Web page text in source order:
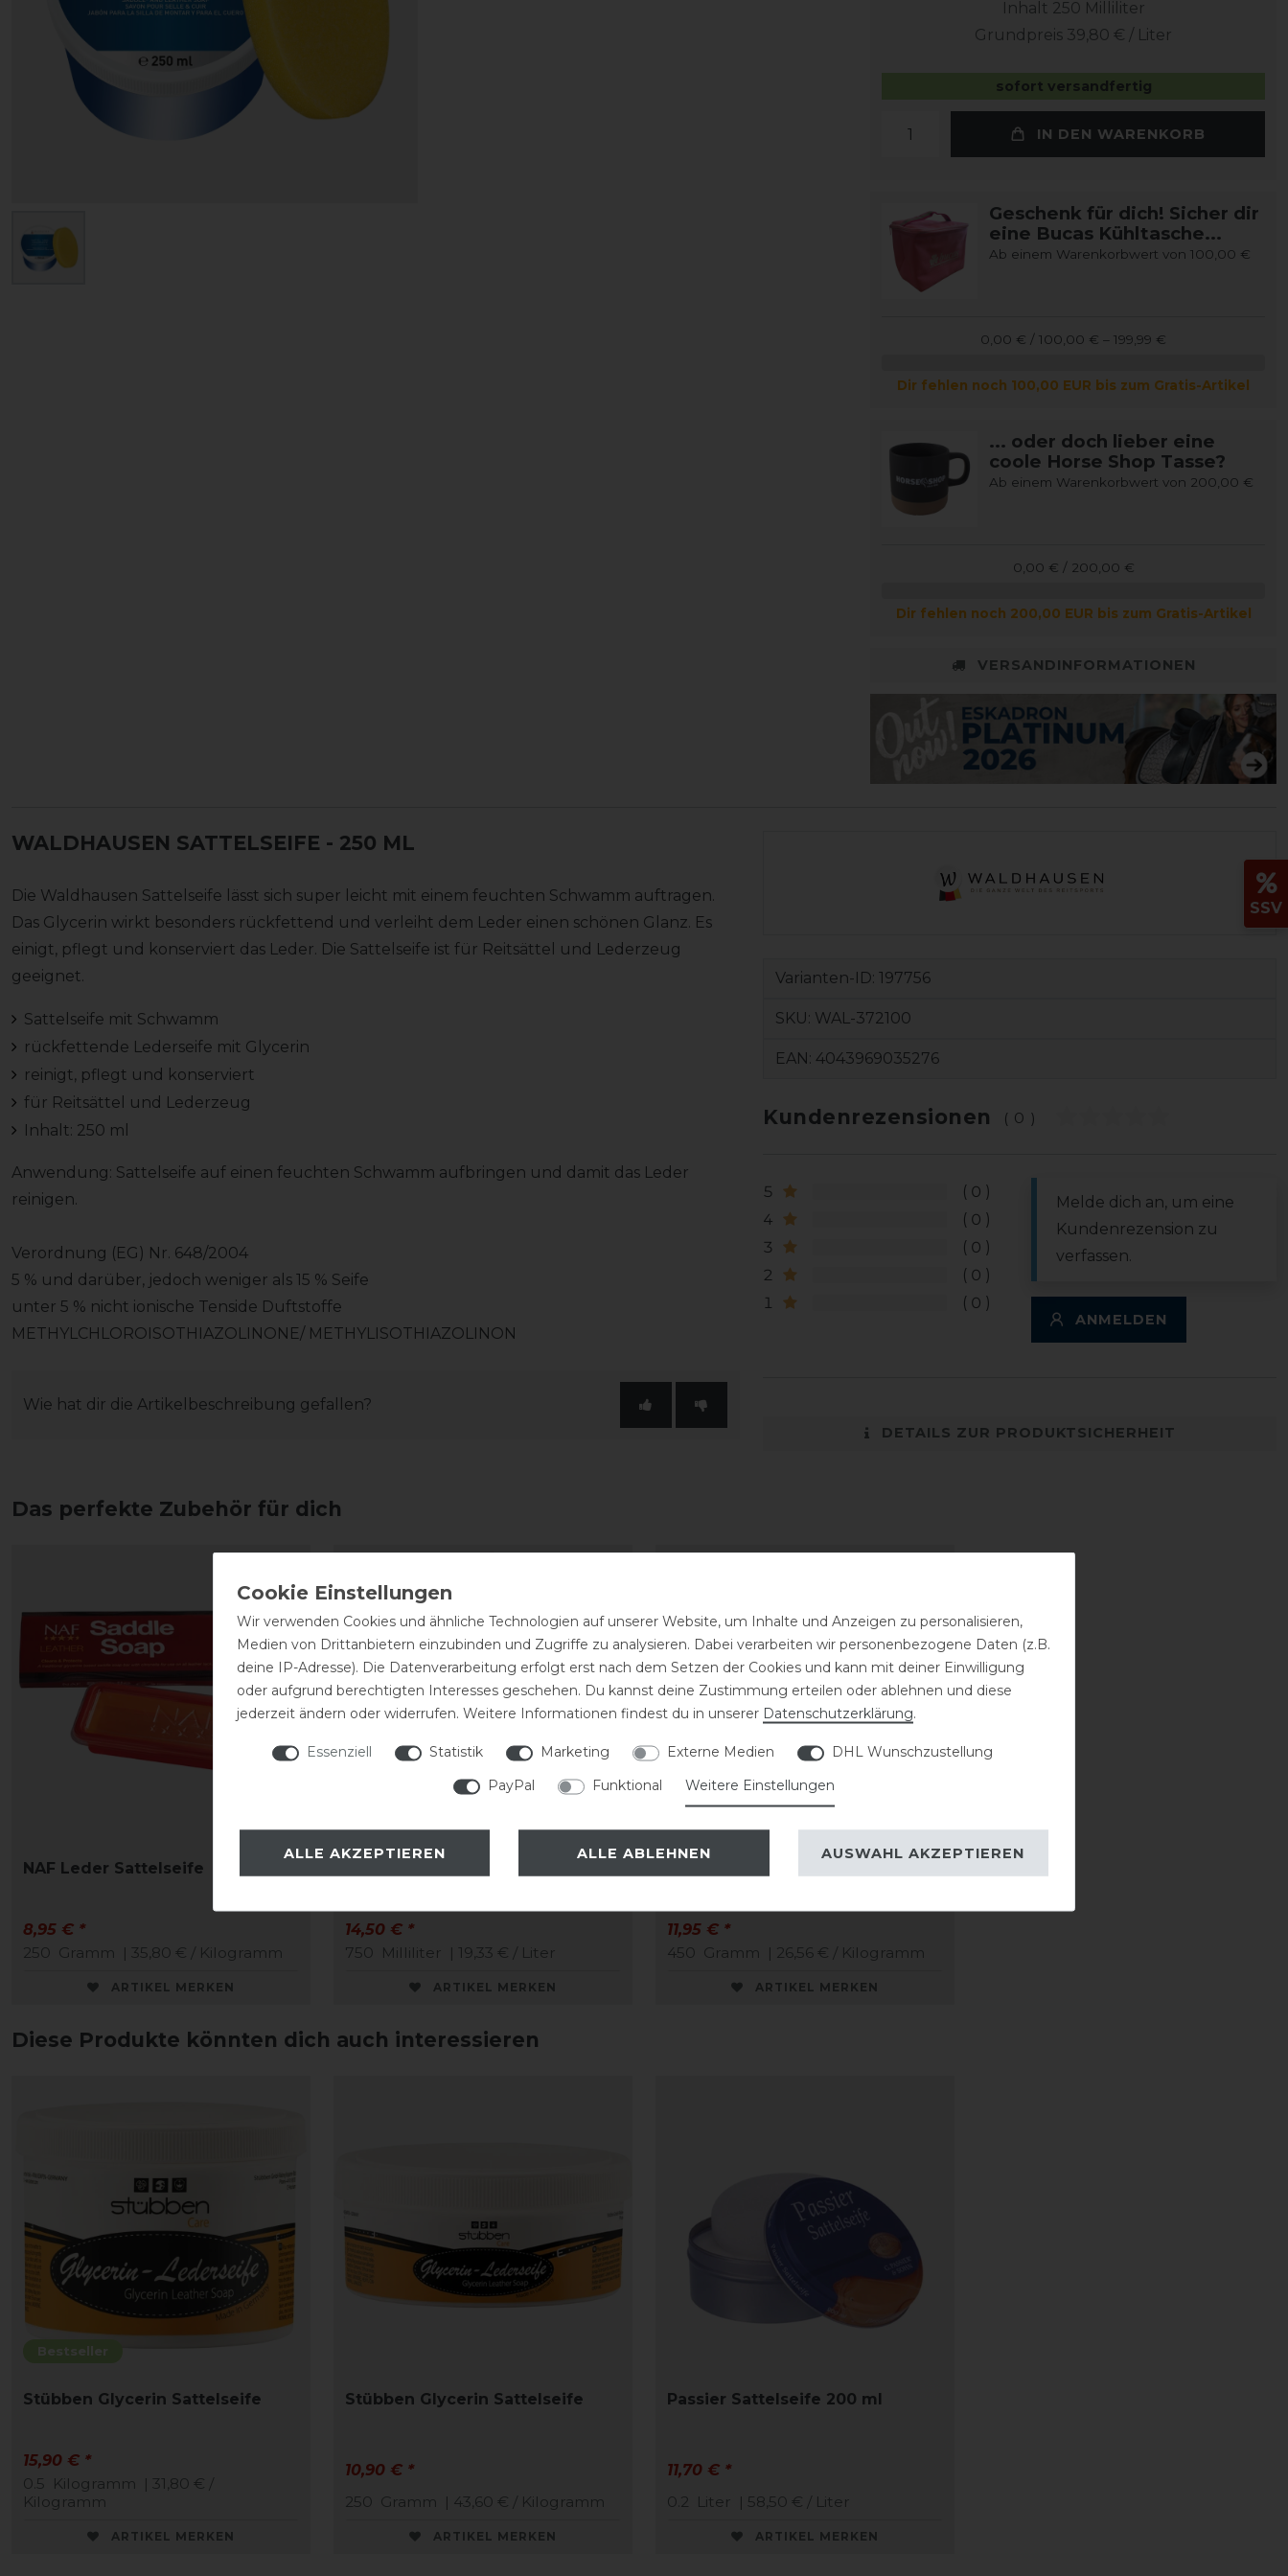
Inhalt 250 Milliliter
Grundpreis 39,80 € / Liter
sofort versandfertig
IN DEN WARENKORB
Geschenk für dich! Sicher dir
eine Bucas Kühltasche...
Ab einem Warenkorbwert von 100,00 €
0,00 € / 100,00 € – 199,99 €
Dir fehlen noch 100,00 EUR bis zum Gratis-Artikel
... oder doch lieber eine
coole Horse Shop Tasse?
Ab einem Warenkorbwert von 200,00 €
0,00 € / 200,00 €
Dir fehlen noch 200,00 EUR bis zum Gratis-Artikel
VERSANDINFORMATIONEN
WALDHAUSEN SATTELSEIFE - 250 ML
Die Waldhausen Sattelseife lässt sich super leicht mit einem feuchten Schwamm auftragen.
Das Glycerin wirkt besonders rückfettend und verleiht dem Leder einen schönen Glanz. Es
einigt, pflegt und konserviert das Leder. Die Sattelseife ist für Reitsättel und Lederzeug
geeignet.
Sattelseife mit Schwamm
rückfettende Lederseife mit Glycerin
reinigt, pflegt und konserviert
für Reitsättel und Lederzeug
Inhalt: 250 ml
Anwendung: Sattelseife auf einen feuchten Schwamm aufbringen und damit das Leder
reinigen.
Verordnung (EG) Nr. 648/2004
5 % und darüber, jedoch weniger als 15 % Seife
unter 5 % nicht ionische Tenside Duftstoffe
METHYLCHLOROISOTHIAZOLINONE/ METHYLISOTHIAZOLINON
Wie hat dir die Artikelbeschreibung gefallen?
Varianten-ID: 197756
SKU: WAL-372100
EAN: 4043969035276
Kundenrezensionen (0)
5
0
4
0
3
0
2
0
1
0
Melde dich an, um eine
Kundenrezension zu
verfassen.
ANMELDEN
DETAILS ZUR PRODUKTSICHERHEIT
Das perfekte Zubehör für dich
NAF Leder Sattelseife
8,95 € *
250 Gramm | 35,80 € / Kilogramm
ARTIKEL MERKEN
14,50 € *
750 Milliliter | 19,33 € / Liter
ARTIKEL MERKEN
11,95 € *
450 Gramm | 26,56 € / Kilogramm
ARTIKEL MERKEN
Diese Produkte könnten dich auch interessieren
Bestseller
Stübben Glycerin Sattelseife
15,90 € *
0.5 Kilogramm | 31,80 € /
Kilogramm
ARTIKEL MERKEN
Stübben Glycerin Sattelseife
10,90 € *
250 Gramm | 43,60 € / Kilogramm
ARTIKEL MERKEN
Passier Sattelseife 200 ml
11,70 € *
0.2 Liter | 58,50 € / Liter
ARTIKEL MERKEN
SSV
Wir verwenden Cookies und ähnliche Technologien auf unserer Website, um Inhalte und Anzeigen zu personalisieren,
Medien von Drittanbietern einzubinden und Zugriffe zu analysieren. Dabei verarbeiten wir personenbezogene Daten (z.B.
deine IP-Adresse). Die Datenverarbeitung erfolgt erst nach dem Setzen der Cookies und kann mit deiner Einwilligung
oder aufgrund berechtigten Interesses geschehen. Du kannst deine Zustimmung erteilen oder ablehnen und diese
jederzeit ändern oder widerrufen. Weitere Informationen findest du in unserer Daten­schutz­erklärung.
Essenziell Statistik Marketing Externe Medien
DHL Wunschzustellung
PayPal
Funktional Weitere Einstellungen
ALLE AKZEPTIEREN ALLE ABLEHNEN AUSWAHL AKZEPTIEREN